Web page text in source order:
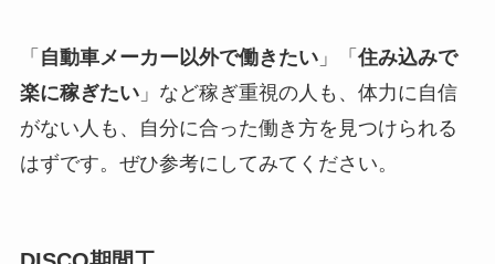
「 自動車メーカー以外で働きたい」「 住み込みで
楽に稼ぎたい」など稼ぎ重視の人も、体力に自信
がない人も、自分に合った働き方を見つけられる
はずです。ぜひ参考にしてみてください。